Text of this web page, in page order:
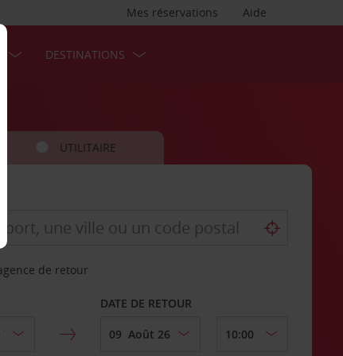
Aide
Mes réservations
DESTINATIONS
UTILITAIRE
de retour
DATE DE RETOUR